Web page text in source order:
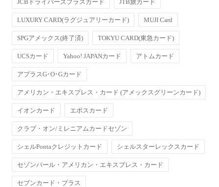
JCBドライバーズプラスカード JTB旅カード
LUXURY CARD(ラグジュアリーカード) MUJI Card
SPGアメックス(終了済) TOKYU CARD(東急カード)
UCSカード Yahoo! JAPANカード アトムカード
アプラスG･O･Gカード
アメリカン・エキスプレス・カード (アメックスグリーンカード)
イオンカード エポスカード
クラブ・オン/ミレニアムカードセゾン
シェルPontaクレジットカード シェルスターレックスカード
セゾンパール・アメリカン・エキスプレス・カード
セブンカード・プラス